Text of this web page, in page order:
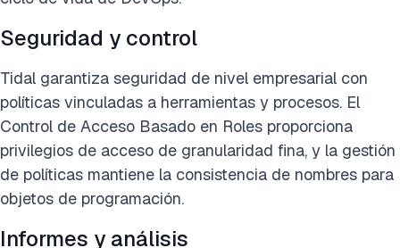
Seguridad y control
Tidal garantiza seguridad de nivel empresarial con
políticas vinculadas a herramientas y procesos. El
Control de Acceso Basado en Roles proporciona
privilegios de acceso de granularidad fina, y la gestión
de políticas mantiene la consistencia de nombres para
objetos de programación.
Informes y análisis